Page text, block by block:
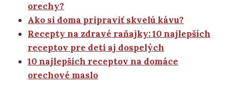
orechy?
Ako si doma pripraviť skvelú kávu?
Recepty na zdravé raňajky: 10 najlepších
receptov pre deti aj dospelých
10 najlepších receptov na domáce
orechové maslo